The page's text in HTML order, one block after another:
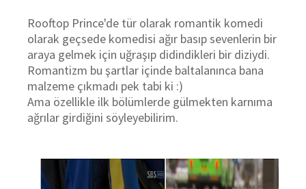
Rooftop Prince'de tür olarak romantik komedi
olarak geçsede komedisi ağır basıp sevenlerin bir
araya gelmek için uğraşıp didindikleri bir diziydi.
Romantizm bu şartlar içinde baltalanınca bana
malzeme çıkmadı pek tabi ki :)
Ama özellikle ilk bölümlerde gülmekten karnıma
ağrılar girdiğini söyleyebilirim.